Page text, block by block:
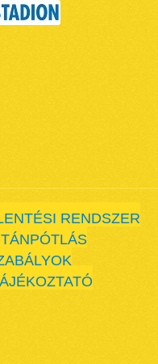
RENDSZER